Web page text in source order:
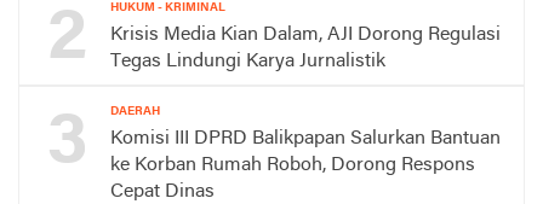
2 HUKUM - KRIMINAL
Krisis Media Kian Dalam, AJI Dorong Regulasi
Tegas Lindungi Karya Jurnalistik
3 DAERAH
Komisi III DPRD Balikpapan Salurkan Bantuan
ke Korban Rumah Roboh, Dorong Respons
Cepat Dinas